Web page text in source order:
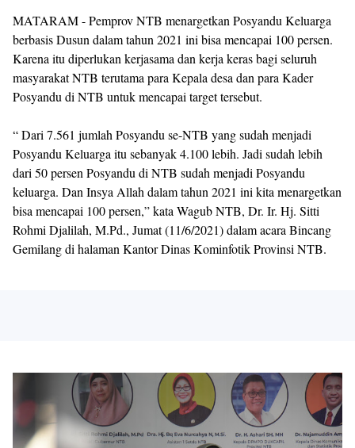
MATARAM - Pemprov NTB menargetkan Posyandu Keluarga
berbasis Dusun dalam tahun 2021 ini bisa mencapai 100 persen.
Karena itu diperlukan kerjasama dan kerja keras bagi seluruh
masyarakat NTB terutama para Kepala desa dan para Kader
Posyandu di NTB untuk mencapai target tersebut.
“ Dari 7.561 jumlah Posyandu se-NTB yang sudah menjadi
Posyandu Keluarga itu sebanyak 4.100 lebih. Jadi sudah lebih
dari 50 persen Posyandu di NTB sudah menjadi Posyandu
keluarga. Dan Insya Allah dalam tahun 2021 ini kita menargetkan
bisa mencapai 100 persen,” kata Wagub NTB, Dr. Ir. Hj. Sitti
Rohmi Djalilah, M.Pd., Jumat (11/6/2021) dalam acara Bincang
Gemilang di halaman Kantor Dinas Kominfotik Provinsi NTB.